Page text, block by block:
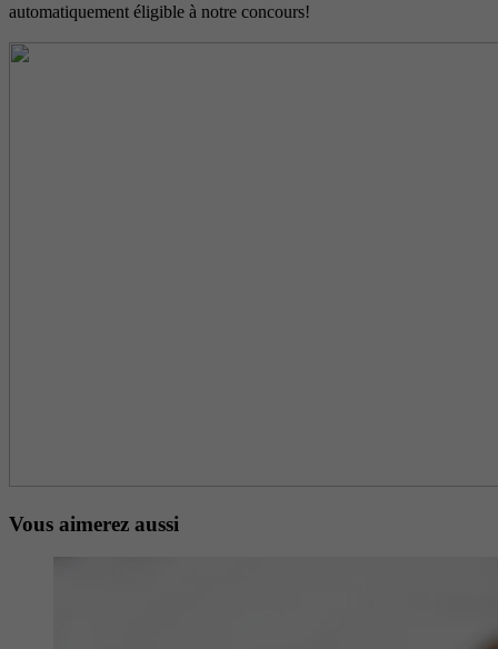
automatiquement éligible à notre concours!
Vous aimerez aussi